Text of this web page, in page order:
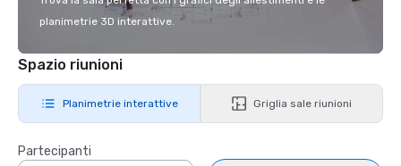
planimetrie 3D interattive.
Spazio riunioni
Planimetrie interattive Griglia sale riunioni
Partecipanti